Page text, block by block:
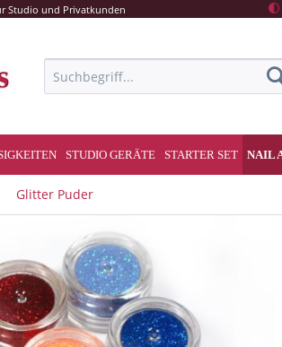
Studio und Privatkunden
STUDIO GERÄTE STARTER SET NAIL
Glitter Puder